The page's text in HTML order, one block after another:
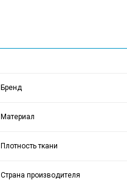
Бренд
Материал
Плотность ткани
Страна производителя